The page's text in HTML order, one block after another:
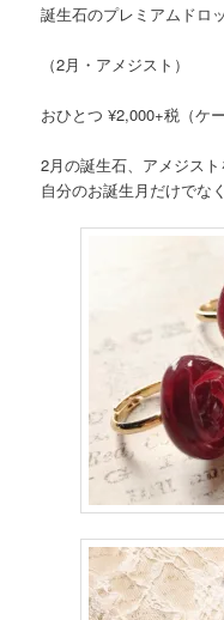
誕生石のプレミアムドロ
（2月・アメジスト）
おひとつ ¥2,000+税（ケ
2月の誕生石、アメジス
自分のお誕生月だけでな